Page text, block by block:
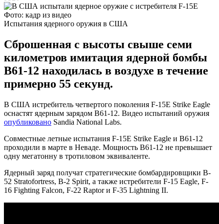
Фото: кадр из видео
Испытания ядерного оружия в США
Сброшенная с высоты свыше семи
километров имитация ядерной бомбы
B61-12 находилась в воздухе в течение
примерно 55 секунд.
В США истребитель четвертого поколения F-15E Strike Eagle
оснастят ядерным зарядом B61-12. Видео испытаний оружия
опубликовано Sandia National Labs.
Совместные летные испытания F-15E Strike Eagle и B61-12
проходили в марте в Неваде. Мощность B61-12 не превышает
одну мегатонну в тротиловом эквиваленте.
Ядерный заряд получат стратегические бомбардировщики B-
52 Stratofortress, B-2 Spirit, а также истребители F-15 Eagle, F-
16 Fighting Falcon, F-22 Raptor и F-35 Lightning II.